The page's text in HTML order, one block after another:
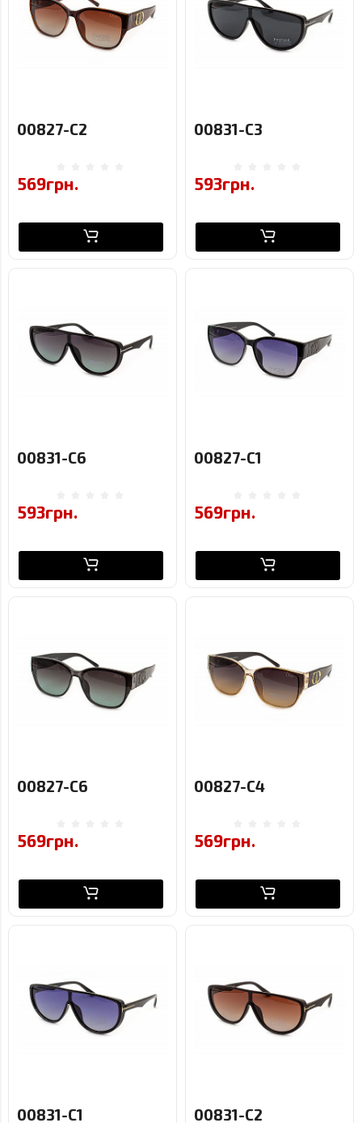
00827-C2
569грн.
00831-C3
593грн.
00831-C6
593грн.
00827-C1
569грн.
00827-C6
569грн.
00827-C4
569грн.
00831-C1 00831-C2